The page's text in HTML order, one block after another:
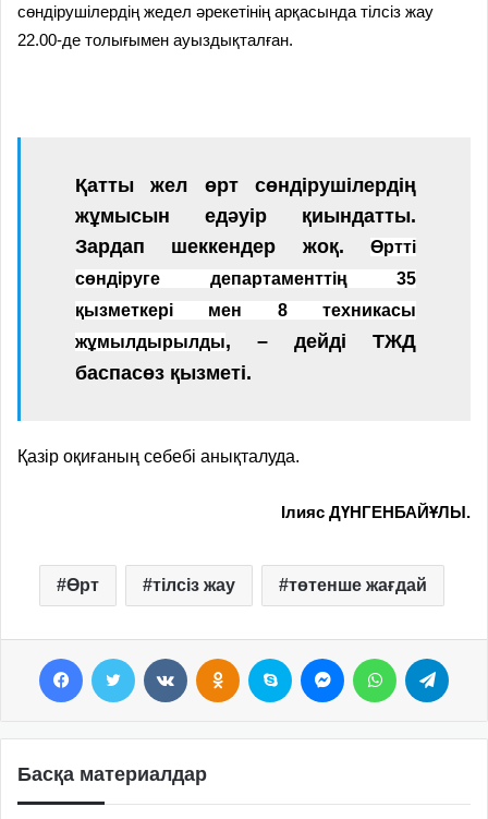
сөндірушілердің жедел әрекетінің арқасында тілсіз жау
22.00-де толығымен ауыздықталған.
Қатты жел өрт сөндірушілердің
жұмысын едәуір қиындатты.
Зардап шеккендер жоқ. Өртті
сөндіруге департаменттің 35
қызметкері мен 8 техникасы
жұмылдырылды, – дейді ТЖД
баспасөз қызметі.
Қазір оқиғаның себебі анықталуда.
Ілияс ДҮНГЕНБАЙҰЛЫ.
Өрт тілсіз жау төтенше жағдай
Басқа материалдар